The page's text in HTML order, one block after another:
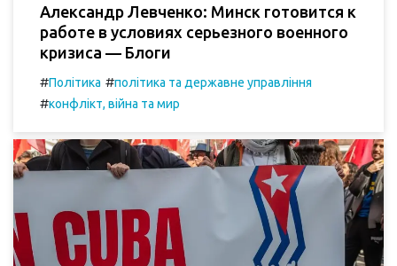
Александр Левченко: Минск готовится к
работе в условиях серьезного военного
кризиса — Блоги
#Політика #політика та державне управління
#конфлікт, війна та мир